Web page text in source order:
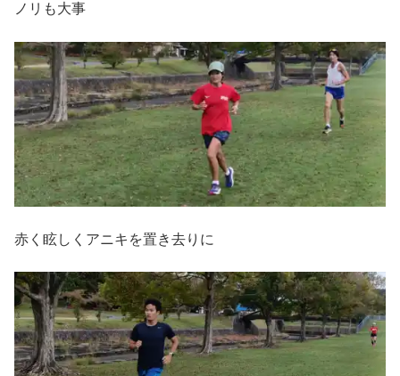
ノリも大事
赤く眩しくアニキを置き去りに